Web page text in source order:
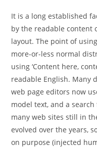
It is a long established
by the readable content
layout. The point of
more-or-less normal
using ‘Content here,
readable English. Many
web page editors now
model text, and a search
many web sites still in
evolved over the years,
on purpose (injected